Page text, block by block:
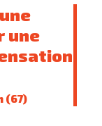
une
(67)